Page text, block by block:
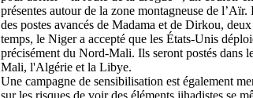
présentes autour de la zone montagneuse de
des postes avancés de Madama et de Dirkou,
temps, le Niger a accepté que les États-Unis
précisément du Nord-Mali. Ils seront postés dans
Mali, l'Algérie et la Libye.
Une campagne de sensibilisation est également
sur les risques de voir des éléments jihadistes se